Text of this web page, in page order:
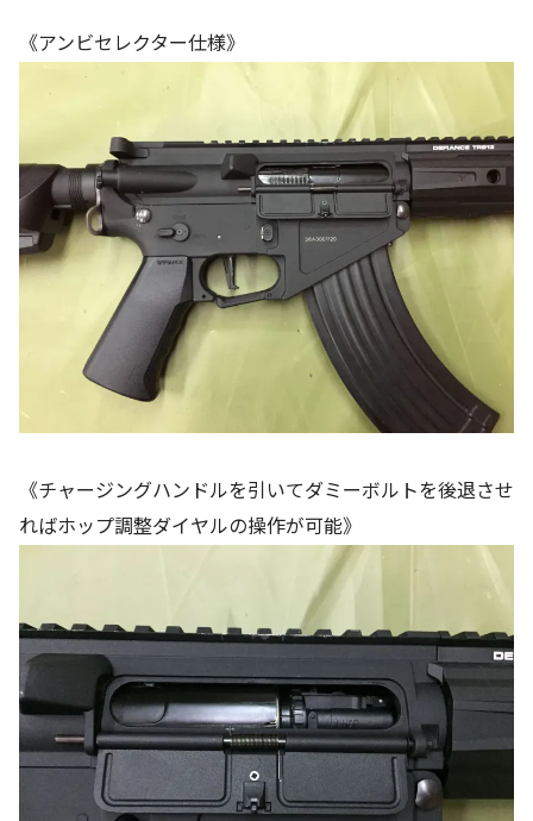
《アンビセレクター仕様》
《チャージングハンドルを引いてダミーボルトを後退させ
ればホップ調整ダイヤルの操作が可能》